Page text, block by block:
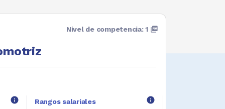
Nivel de competencia: 1 picture_as_pdf
info Rangos salariales info